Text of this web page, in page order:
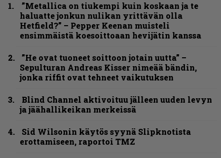
”Metallica on tiukempi kuin koskaan ja te
haluatte jonkun nulikan yrittävän olla
Hetfield?” – Pepper Keenan muisteli
ensimmäistä koesoittoaan hevijätin kanssa
”He ovat tuoneet soittoon jotain uutta” –
Sepulturan Andreas Kisser nimeää bändin,
jonka riffit ovat tehneet vaikutuksen
Blind Channel aktivoituu jälleen uuden levyn
ja jäähallikeikan merkeissä
Sid Wilsonin käytös syynä Slipknotista
erottamiseen, raportoi TMZ